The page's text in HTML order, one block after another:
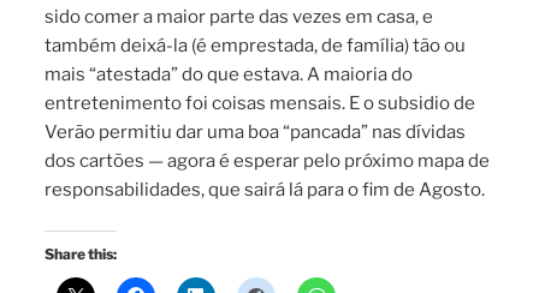
sido comer a maior parte das vezes em casa, e
também deixá-la (é emprestada, de família) tão ou
mais “atestada” do que estava. A maioria do
entretenimento foi coisas mensais. E o subsidio de
Verão permitiu dar uma boa “pancada” nas dívidas
dos cartões — agora é esperar pelo próximo mapa de
responsabilidades, que sairá lá para o fim de Agosto.
Share this: